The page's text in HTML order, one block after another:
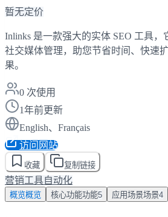
暂无定价
Inlinks 是一款强大的实体 SEO 工具，
社交媒体管理，助您节省时间、快速
果。
0 次使用
1年前更新
English、Français
访问网站
收藏 复制链接
营销工具自动化
概览概览 核心功能功能5 应用场景场景4